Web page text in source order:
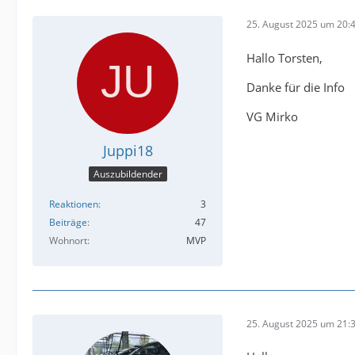
Juppi18
Auszubildender
Reaktionen
3
Beiträge
47
Wohnort
MVP
25. August 2025 um
Hallo Torsten,
Danke für die Info
VG Mirko
25. August 2025 um